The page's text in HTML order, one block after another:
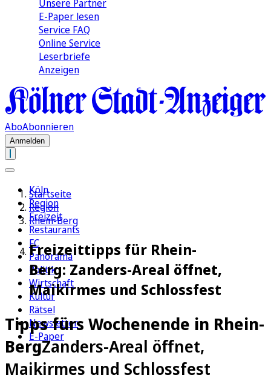
Unsere Partner
E-Paper lesen
Service FAQ
Online Service
Leserbriefe
Anzeigen
AboAbonnieren
Anmelden
Köln
Region
Freizeit
Restaurants
FC
Panorama
Politik
Wirtschaft
Kultur
Rätsel
Newsletter
E-Paper
Startseite
Region
Rhein-Berg
Freizeittipps für Rhein-
Berg: Zanders-Areal öffnet,
Maikirmes und Schlossfest
Tipps fürs Wochenende in Rhein-
BergZanders-Areal öffnet,
Maikirmes und Schlossfest